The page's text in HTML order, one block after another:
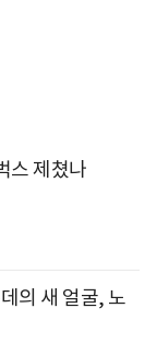
스 제쳤나
의 새 얼굴, 노